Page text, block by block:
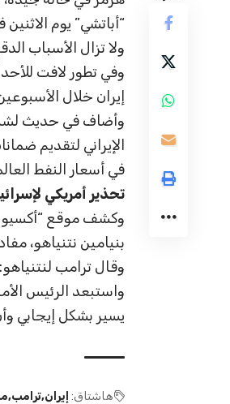
“أباتشي” يوم
ولا تزال الأسباب
وفي تطور لافت
إيران خلال
وأضاف في حديث
الإيراني لتقديم
في أسعار النفط
تحذير أمريكي
وكشف موقع
بنيامين نتنياهو،
وقال ترامب
واستبعد الرئيس
يسير بشكل إيجابي
هاشتاق: إيران ترامب